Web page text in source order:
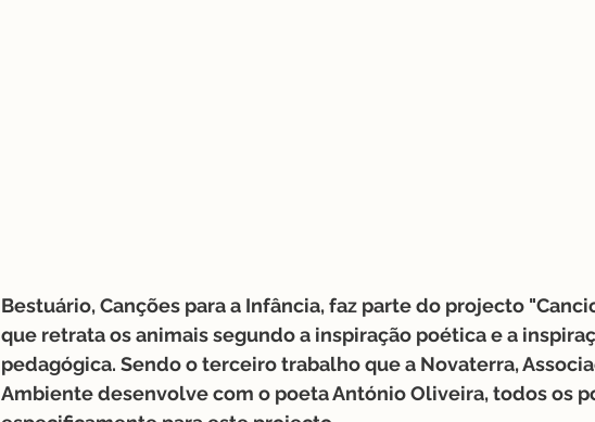
Bestuário, Canções para a Infância, faz parte do projecto
que retrata os animais segundo a inspiração poética e a
pedagógica. Sendo o terceiro trabalho que a Novaterra,
Ambiente desenvolve com o poeta António Oliveira, todos os